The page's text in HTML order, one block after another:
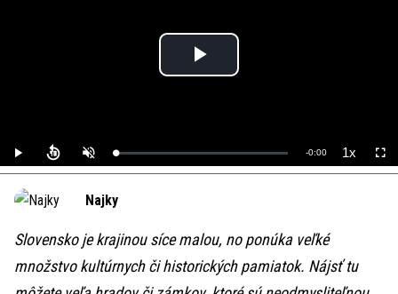
Play
Play UnmuteLoaded:
0%
Remaining
-0:00 1xPlayback
Rate
Najky
Slovensko je krajinou síce malou, no ponúka veľké
množstvo kultúrnych či historických pamiatok. Nájsť tu